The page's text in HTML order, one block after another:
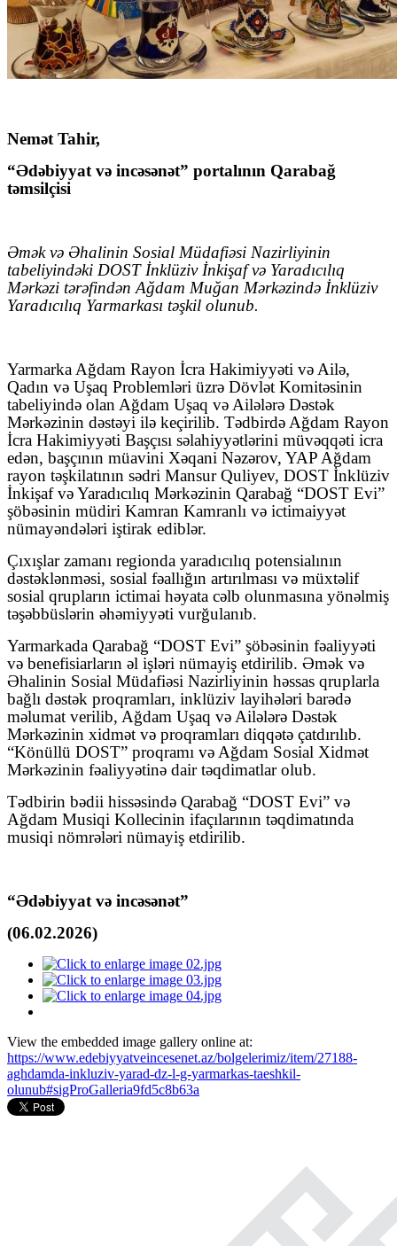
Nemət Tahir,
“Ədəbiyyat və incəsənət” portalının Qarabağ
təmsilçisi
Əmək və Əhalinin Sosial Müdafiəsi Nazirliyinin
tabeliyindəki DOST İnklüziv İnkişaf və Yaradıcılıq
Mərkəzi tərəfindən Ağdam Muğan Mərkəzində İnklüziv
Yaradıcılıq Yarmarkası təşkil olunub.
Yarmarka Ağdam Rayon İcra Hakimiyyəti və Ailə,
Qadın və Uşaq Problemləri üzrə Dövlət Komitəsinin
tabeliyində olan Ağdam Uşaq və Ailələrə Dəstək
Mərkəzinin dəstəyi ilə keçirilib. Tədbirdə Ağdam Rayon
İcra Hakimiyyəti Başçısı səlahiyyətlərini müvəqqəti icra
edən, başçının müavini Xəqani Nəzərov, YAP Ağdam
rayon təşkilatının sədri Mansur Quliyev, DOST İnklüziv
İnkişaf və Yaradıcılıq Mərkəzinin Qarabağ “DOST Evi”
şöbəsinin müdiri Kamran Kamranlı və ictimaiyyət
nümayəndələri iştirak ediblər.
Çıxışlar zamanı regionda yaradıcılıq potensialının
dəstəklənməsi, sosial fəallığın artırılması və müxtəlif
sosial qrupların ictimai həyata cəlb olunmasına yönəlmiş
təşəbbüslərin əhəmiyyəti vurğulanıb.
Yarmarkada Qarabağ “DOST Evi” şöbəsinin fəaliyyəti
və benefisiarların əl işləri nümayiş etdirilib. Əmək və
Əhalinin Sosial Müdafiəsi Nazirliyinin həssas qruplarla
bağlı dəstək proqramları, inklüziv layihələri barədə
məlumat verilib, Ağdam Uşaq və Ailələrə Dəstək
Mərkəzinin xidmət və proqramları diqqətə çatdırılıb.
“Könüllü DOST” proqramı və Ağdam Sosial Xidmət
Mərkəzinin fəaliyyətinə dair təqdimatlar olub.
Tədbirin bədii hissəsində Qarabağ “DOST Evi” və
Ağdam Musiqi Kollecinin ifaçılarının təqdimatında
musiqi nömrələri nümayiş etdirilib.
“Ədəbiyyat və incəsənət”
(06.02.2026)
View the embedded image gallery online at:
https://www.edebiyyatveincesenet.az/bolgelerimiz/item/27188-
aghdamda-inkluziv-yarad-dz-l-g-yarmarkas-taeshkil-
olunub#sigProGalleria9fd5c8b63a